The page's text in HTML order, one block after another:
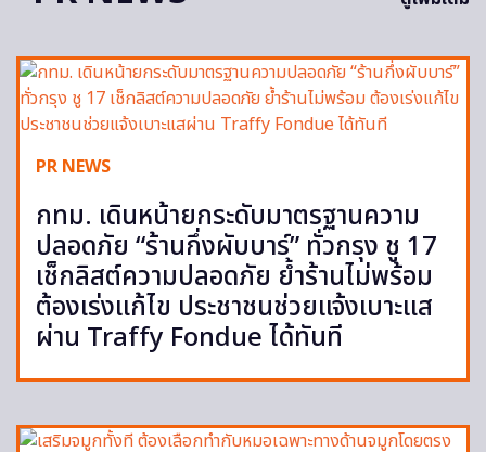
PR NEWS
กทม. เดินหน้ายกระดับมาตรฐานความ
ปลอดภัย “ร้านกึ่งผับบาร์” ทั่วกรุง ชู 17
เช็กลิสต์ความปลอดภัย ย้ำร้านไม่พร้อม
ต้องเร่งแก้ไข ประชาชนช่วยแจ้งเบาะแส
ผ่าน Traffy Fondue ได้ทันที